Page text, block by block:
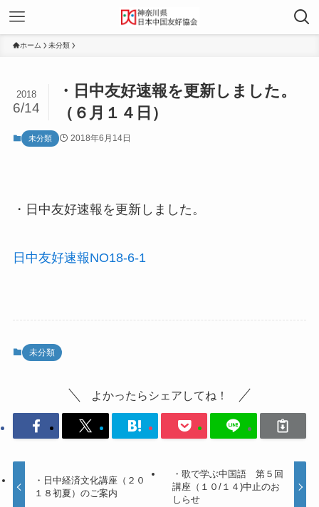
ホーム 未分類
・日中友好速報を更新しました。
（６月１４日）
2018
6/14
未分類 2018年6月14日
・日中友好速報を更新しました。
日中友好速報NO18-6-1
未分類
よかったらシェアしてね！
・日中経済文化講座（２０
１８初夏）のご案内
・歌で学ぶ中国語 第５回
講座（１０/１４)中止のお
しらせ